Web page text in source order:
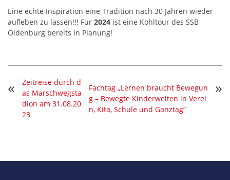
Eine echte Inspiration eine Tradition nach 30 Jahren wieder
aufleben zu lassen!!! Für 2024 ist eine Kohltour des SSB
Oldenburg bereits in Planung!
«
Zeitreise durch d
as Marschwegsta
dion am 31.08.20
23
Fachtag „Lernen braucht Bewegun
g – Bewegte Kinderwelten in Verei
n, Kita, Schule und Ganztag“
»